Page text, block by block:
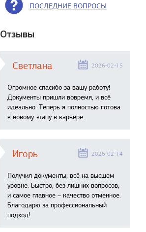
ПОСЛЕДНИЕ ВОПРОСЫ
Отзывы
Светлана 2026-02-15
Огромное спасибо за вашу работу!
Документы пришли вовремя, и всё
идеально. Теперь я полностью готова
к новому этапу в карьере.
Игорь 2026-02-14
Получил документы, всё на высшем
уровне. Быстро, без лишних вопросов,
и самое главное – качество отменное.
Благодарю за профессиональный
подход!